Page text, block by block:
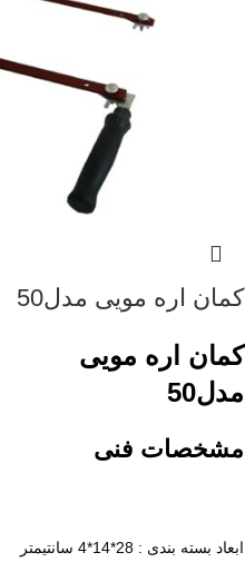
کمان اره مویی مدل50
کمان اره مویی
مدل50
مشخصات فنی
ابعاد بسته بندی : 28*14*4 سانتیمتر